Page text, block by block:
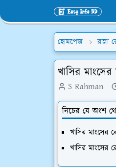
হোমপেজ রান্না
খাসির
S Rahman
নিচের যে অংশ
খাসির মাংসের
খাসির মাংসের